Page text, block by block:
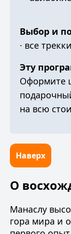
Выбор и
· все
Эту
Оформите
на всю
Наверх
О
Манаслу
гора мира и